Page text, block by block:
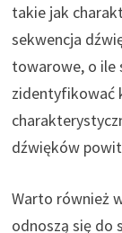
takie jak
sekwencja
towarowe, o ile
zidentyfikować
dźwięków
Warto również
odnoszą się do